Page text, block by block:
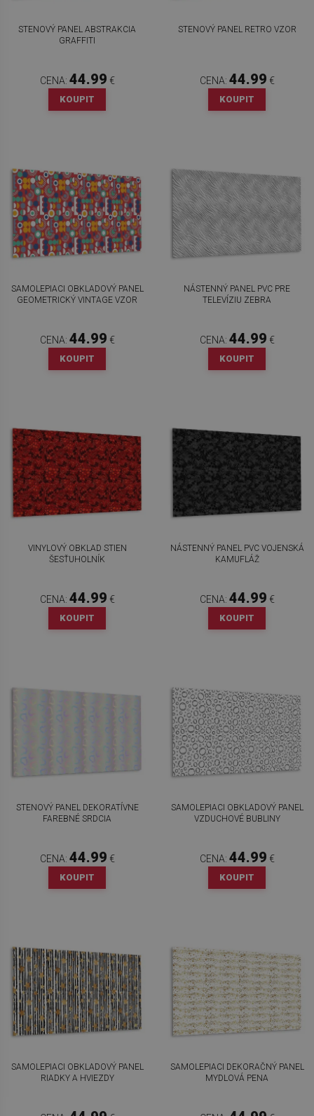
STENOVÝ PANEL ABSTRAKCIA
GRAFFITI
CENA: 44.99 €
KOUPIT
STENOVÝ PANEL RETRO VZOR
CENA: 44.99 €
KOUPIT
SAMOLEPIACI OBKLADOVÝ PANEL
GEOMETRICKÝ VINTAGE VZOR
CENA: 44.99 €
KOUPIT
NÁSTENNÝ PANEL PVC PRE
TELEVÍZIU ZEBRA
CENA: 44.99 €
KOUPIT
VINYLOVÝ OBKLAD STIEN
ŠESŤUHOLNÍK
CENA: 44.99 €
KOUPIT
NÁSTENNÝ PANEL PVC VOJENSKÁ
KAMUFLÁŽ
CENA: 44.99 €
KOUPIT
STENOVÝ PANEL DEKORATÍVNE
FAREBNÉ SRDCIA
CENA: 44.99 €
KOUPIT
SAMOLEPIACI OBKLADOVÝ PANEL
VZDUCHOVÉ BUBLINY
CENA: 44.99 €
KOUPIT
SAMOLEPIACI OBKLADOVÝ PANEL
RIADKY A HVIEZDY
SAMOLEPIACI DEKORAČNÝ PANEL
MYDLOVÁ PENA